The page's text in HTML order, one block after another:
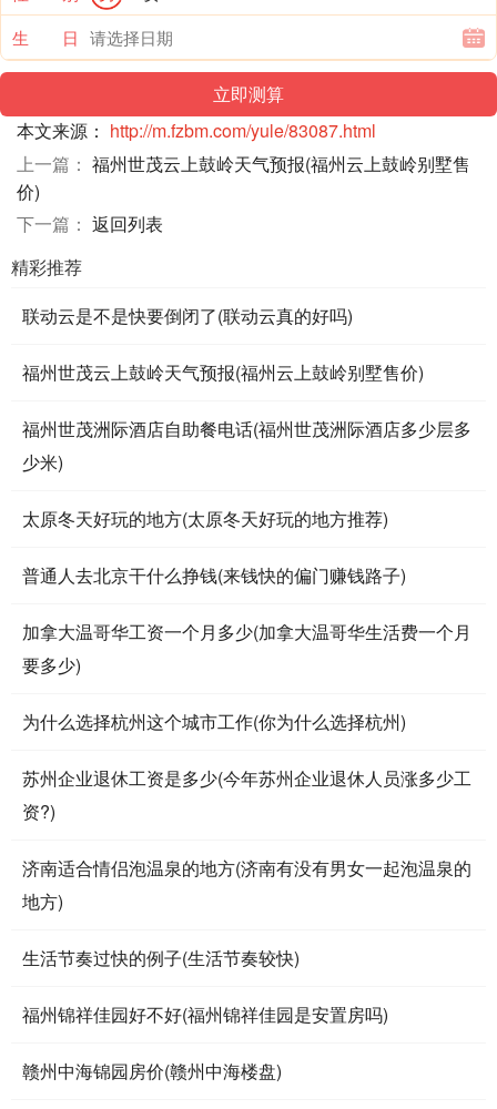
生 日
本文来源： http://m.fzbm.com/yule/83087.html
上一篇： 福州世茂云上鼓岭天气预报(福州云上鼓岭别墅售
价)
下一篇： 返回列表
精彩推荐
联动云是不是快要倒闭了(联动云真的好吗)
福州世茂云上鼓岭天气预报(福州云上鼓岭别墅售价)
福州世茂洲际酒店自助餐电话(福州世茂洲际酒店多少层多
少米)
太原冬天好玩的地方(太原冬天好玩的地方推荐)
普通人去北京干什么挣钱(来钱快的偏门赚钱路子)
加拿大温哥华工资一个月多少(加拿大温哥华生活费一个月
要多少)
为什么选择杭州这个城市工作(你为什么选择杭州)
苏州企业退休工资是多少(今年苏州企业退休人员涨多少工
资?)
济南适合情侣泡温泉的地方(济南有没有男女一起泡温泉的
地方)
生活节奏过快的例子(生活节奏较快)
福州锦祥佳园好不好(福州锦祥佳园是安置房吗)
赣州中海锦园房价(赣州中海楼盘)